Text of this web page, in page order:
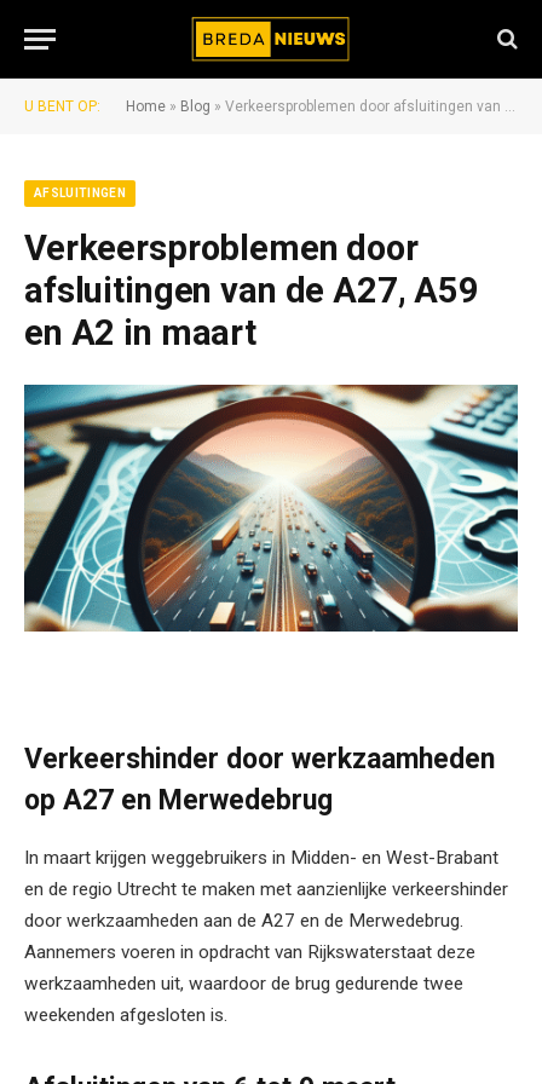
U BENT OP: Home » Blog » Verkeersproblemen door afsluitingen van de A27, A59 en A2 in maart
AFSLUITINGEN
Verkeersproblemen door
afsluitingen van de A27, A59
en A2 in maart
Verkeershinder door werkzaamheden
op A27 en Merwedebrug
In maart krijgen weggebruikers in Midden- en West-Brabant
en de regio Utrecht te maken met aanzienlijke verkeershinder
door werkzaamheden aan de A27 en de Merwedebrug.
Aannemers voeren in opdracht van Rijkswaterstaat deze
werkzaamheden uit, waardoor de brug gedurende twee
weekenden afgesloten is.